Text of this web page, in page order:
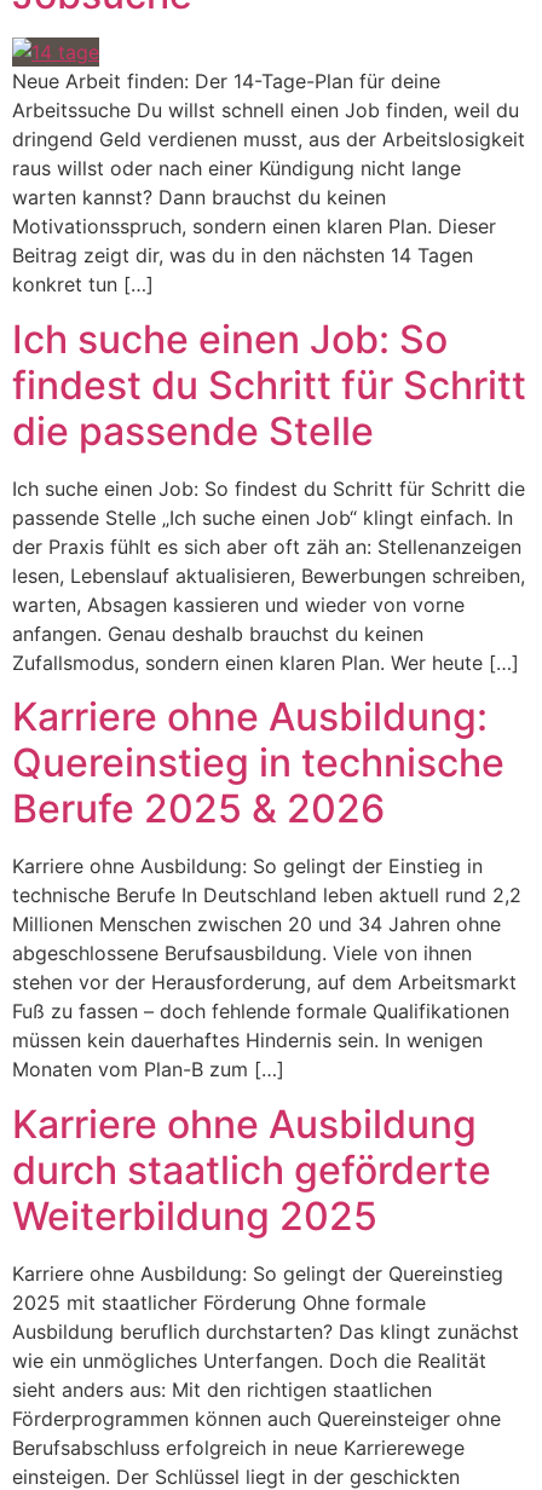
Neue Arbeit finden: Der 14-Tage-Plan für deine
Arbeitssuche Du willst schnell einen Job finden, weil du
dringend Geld verdienen musst, aus der Arbeitslosigkeit
raus willst oder nach einer Kündigung nicht lange
warten kannst? Dann brauchst du keinen
Motivationsspruch, sondern einen klaren Plan. Dieser
Beitrag zeigt dir, was du in den nächsten 14 Tagen
konkret tun […]
Ich suche einen Job: So
findest du Schritt für Schritt
die passende Stelle
Ich suche einen Job: So findest du Schritt für Schritt die
passende Stelle „Ich suche einen Job“ klingt einfach. In
der Praxis fühlt es sich aber oft zäh an: Stellenanzeigen
lesen, Lebenslauf aktualisieren, Bewerbungen schreiben,
warten, Absagen kassieren und wieder von vorne
anfangen. Genau deshalb brauchst du keinen
Zufallsmodus, sondern einen klaren Plan. Wer heute […]
Karriere ohne Ausbildung:
Quereinstieg in technische
Berufe 2025 & 2026
Karriere ohne Ausbildung: So gelingt der Einstieg in
technische Berufe In Deutschland leben aktuell rund 2,2
Millionen Menschen zwischen 20 und 34 Jahren ohne
abgeschlossene Berufsausbildung. Viele von ihnen
stehen vor der Herausforderung, auf dem Arbeitsmarkt
Fuß zu fassen – doch fehlende formale Qualifikationen
müssen kein dauerhaftes Hindernis sein. In wenigen
Monaten vom Plan-B zum […]
Karriere ohne Ausbildung
durch staatlich geförderte
Weiterbildung 2025
Karriere ohne Ausbildung: So gelingt der Quereinstieg
2025 mit staatlicher Förderung Ohne formale
Ausbildung beruflich durchstarten? Das klingt zunächst
wie ein unmögliches Unterfangen. Doch die Realität
sieht anders aus: Mit den richtigen staatlichen
Förderprogrammen können auch Quereinsteiger ohne
Berufsabschluss erfolgreich in neue Karrierewege
einsteigen. Der Schlüssel liegt in der geschickten